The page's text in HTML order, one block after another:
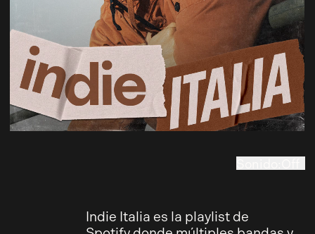
Indie Italia es la playlist de